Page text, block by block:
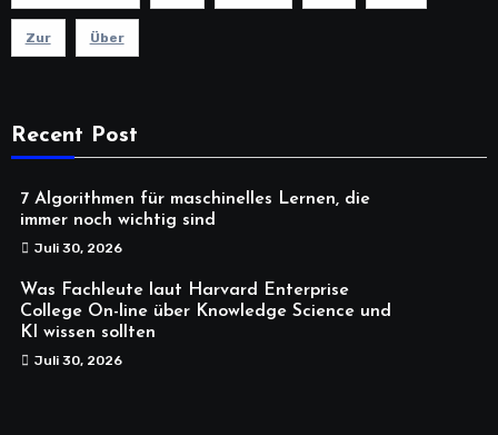
Zur Über
Recent Post
7 Algorithmen für maschinelles Lernen, die
immer noch wichtig sind
Juli 30, 2026
Was Fachleute laut Harvard Enterprise
College On-line über Knowledge Science und
KI wissen sollten
Juli 30, 2026